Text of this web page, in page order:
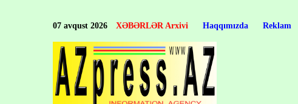
07 avqust 2026 XƏBƏRLƏR Arxivi Haqqımızda Reklam